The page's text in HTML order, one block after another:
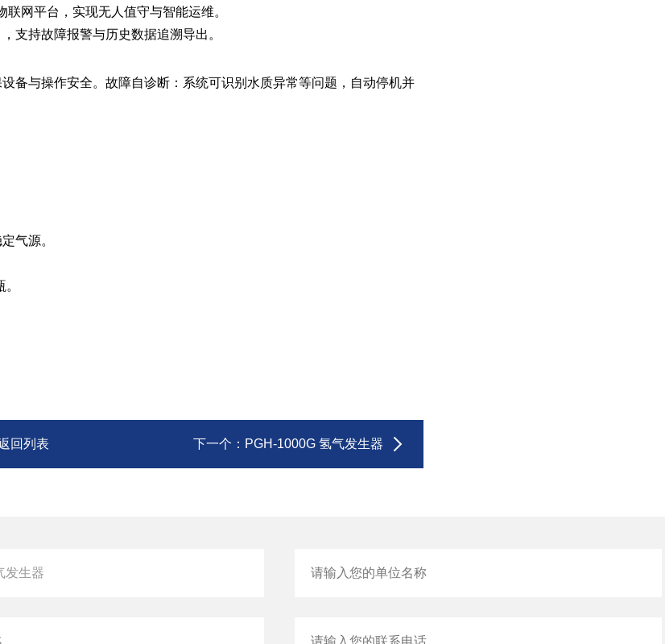
网平台，实现无人值守与智能运维。
支持故障报警与历史数据追溯导出。
备与操作安全。故障自诊断：系统可识别水质异常等问题，自动停机并
气源。
回列表 下一个： PGH-1000G 氢气发生器